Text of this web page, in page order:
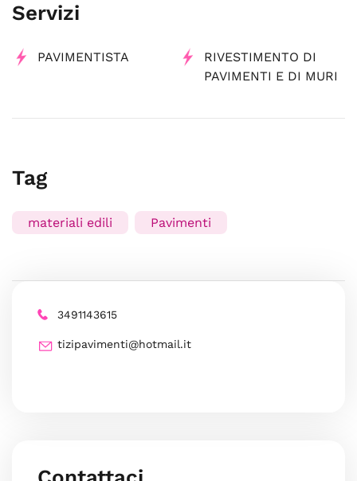
Servizi
PAVIMENTISTA
RIVESTIMENTO DI
PAVIMENTI E DI MURI
Tag
materiali edili Pavimenti
3491143615
tizipavimenti@hotmail.it